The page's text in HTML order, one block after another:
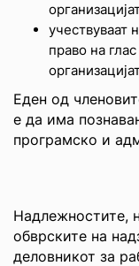
учествуваат
право на
Еден од
е да има
програмско и
Надлежностите,
обврските на
деловникот за